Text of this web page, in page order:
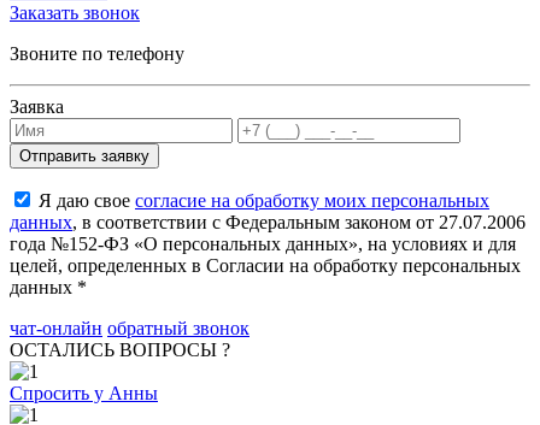
Заказать звонок
Звоните по телефону
Заявка
Я даю свое согласие на обработку моих персональных
данных, в соответствии с Федеральным законом от 27.07.2006
года №152-ФЗ «О персональных данных», на условиях и для
целей, определенных в Согласии на обработку персональных
данных *
чат-онлайн обратный звонок
ОСТАЛИСЬ ВОПРОСЫ ?
Спросить у Анны